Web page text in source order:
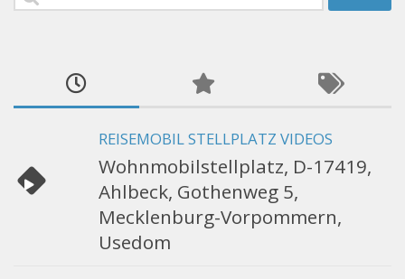
REISEMOBIL STELLPLATZ VIDEOS
Wohnmobilstellplatz, D-17419,
Ahlbeck, Gothenweg 5,
Mecklenburg-Vorpommern,
Usedom